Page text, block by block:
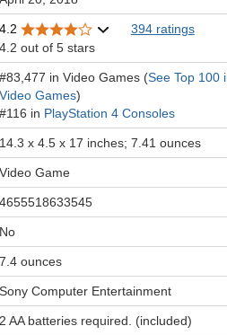
4.2
394 ratings
4.2 out of 5 stars
#83,477 in Video Games (See Top 100
Video Games)
#116 in PlayStation 4 Consoles
14.3 x 4.5 x 17 inches; 7.41 ounces
Video Game
4655518633545
No
7.4 ounces
Sony Computer Entertainment
2 AA batteries required. (included)